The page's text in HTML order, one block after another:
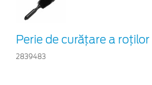
Perie de curățare a roților
2839483